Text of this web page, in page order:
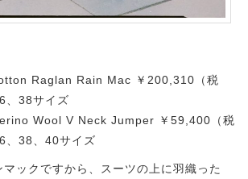
Raglan Rain Mac ￥200,310（税
、38サイズ
Wool V Neck Jumper ￥59,400（税
、38、40サイズ
ックですから、スーツの上に羽織った